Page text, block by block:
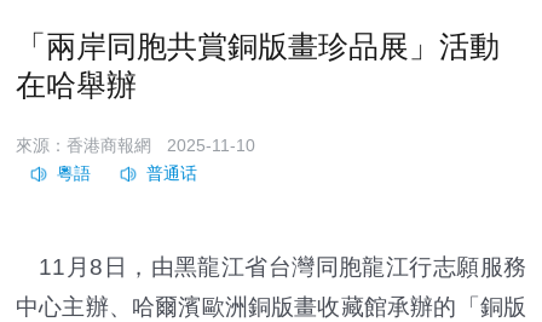
「兩岸同胞共賞銅版畫珍品展」活動
在哈舉辦
來源：香港商報網 2025-11-10
11月8日，由黑龍江省台灣同胞龍江行志願服務
中心主辦、哈爾濱歐洲銅版畫收藏館承辦的「銅版